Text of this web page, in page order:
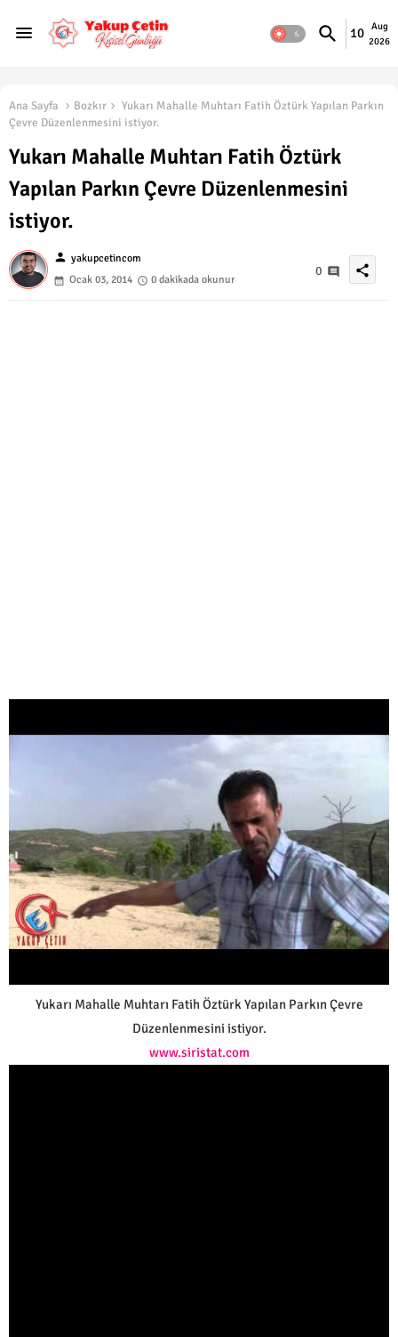
10
Aug
2026
Ana Sayfa Bozkır
Yukarı Mahalle Muhtarı Fatih Öztürk Yapılan Parkın
Çevre Düzenlenmesini istiyor.
Yukarı Mahalle Muhtarı Fatih Öztürk
Yapılan Parkın Çevre Düzenlenmesini
istiyor.
person yakupcetincom
Ocak 03, 2014
0 dakikada okunur
0 share
Yukarı Mahalle Muhtarı Fatih Öztürk Yapılan Parkın Çevre
Düzenlenmesini istiyor.
www.siristat.com